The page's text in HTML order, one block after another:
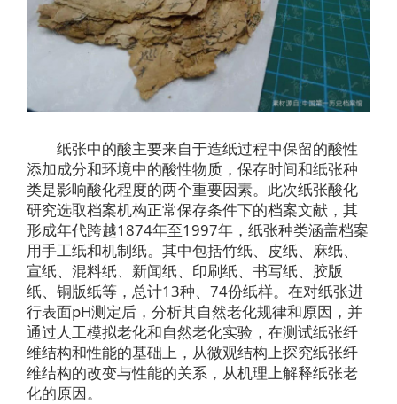
纸张中的酸主要来自于造纸过程中保留的酸性
添加成分和环境中的酸性物质，保存时间和纸张种
类是影响酸化程度的两个重要因素。此次纸张酸化
研究选取档案机构正常保存条件下的档案文献，其
形成年代跨越1874年至1997年，纸张种类涵盖档案
用手工纸和机制纸。其中包括竹纸、皮纸、麻纸、
宣纸、混料纸、新闻纸、印刷纸、书写纸、胶版
纸、铜版纸等，总计13种、74份纸样。在对纸张进
行表面pH测定后，分析其自然老化规律和原因，并
通过人工模拟老化和自然老化实验，在测试纸张纤
维结构和性能的基础上，从微观结构上探究纸张纤
维结构的改变与性能的关系，从机理上解释纸张老
化的原因。